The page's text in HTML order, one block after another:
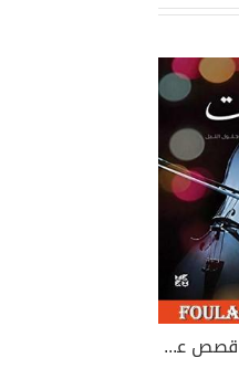
ليليات - خمس قصص عن الموسيقى وحلول الليل